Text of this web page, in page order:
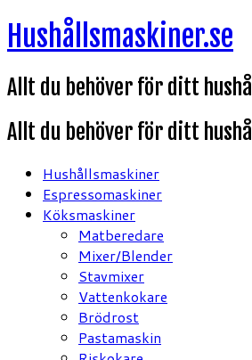
Hoppa
till
Hushållsmaskiner.se
Allt du behöver för ditt hushåll
Allt du behöver för ditt hushåll
Hushållsmaskiner
Espressomaskiner
Köksmaskiner
Matberedare
Mixer/Blender
Stavmixer
Vattenkokare
Brödrost
Pastamaskin